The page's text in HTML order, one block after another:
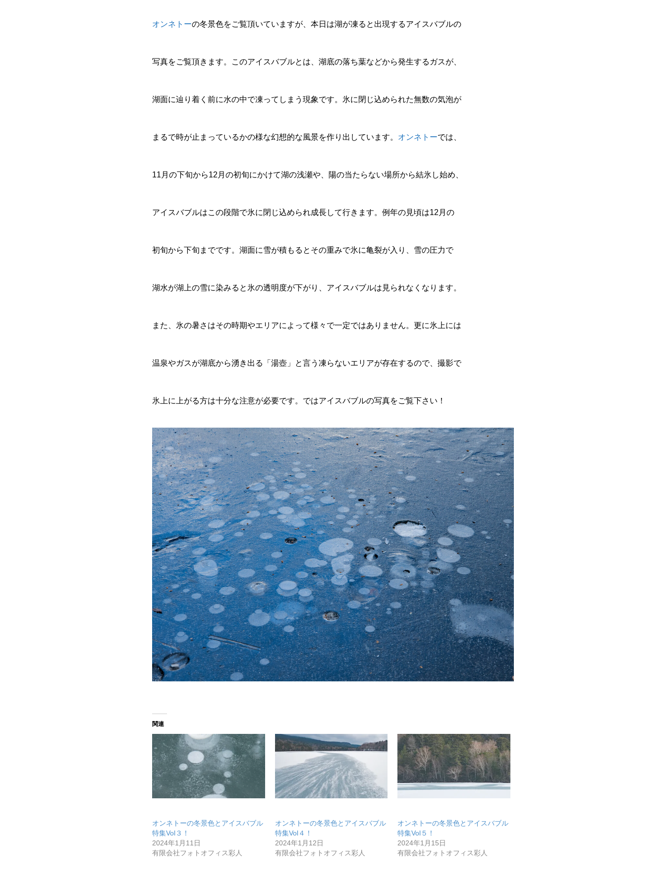
無料で登録したい企業様はこちら
メディア取材受付口はこちら
北海道最強のビジネス課題解決コミュニティ【北海道オンラインアジト】
無料で登録したい企業様はこちら
メディア取材受付口はこちら
北海道最強のビジネス課題解決コミュニティ【北海道オンラインアジト】
オンネトーの冬景色をご覧頂いていますが、本日は湖が凍ると出現するアイスバブルの
写真をご覧頂きます。このアイスバブルとは、湖底の落ち葉などから発生するガスが、
湖面に辿り着く前に水の中で凍ってしまう現象です。氷に閉じ込められた無数の気泡が
まるで時が止まっているかの様な幻想的な風景を作り出しています。 オンネトーでは、
11月の下旬から12月の初旬にかけて湖の浅瀬や、陽の当たらない場所から結氷し始め、
アイスバブルはこの段階で氷に閉じ込められ成長して行きます。例年の見頃は12月の
初旬から下旬までです。湖面に雪が積もるとその重みで氷に亀裂が入り、雪の圧力で
湖水が湖上の雪に染みると氷の透明度が下がり、アイスバブルは見られなくなります。
また、氷の暑さはその時期やエリアによって様々で一定ではありません。更に氷上には
温泉やガスが湖底から湧き出る「湯壺」と言う凍らないエリアが存在するので、撮影で
氷上に上がる方は十分な注意が必要です。ではアイスバブルの写真をご覧下さい！
関連
オンネトーの冬景色とアイスバブル
特集Vol３！
2024年1月11日
有限会社フォトオフィス彩人
オンネトーの冬景色とアイスバブル
特集Vol４！
2024年1月12日
有限会社フォトオフィス彩人
オンネトーの冬景色とアイスバブル
特集Vol５！
2024年1月15日
有限会社フォトオフィス彩人